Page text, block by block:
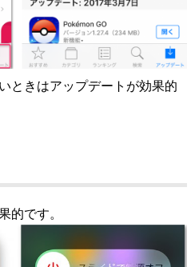
ときはアップデートが効果的
的です。